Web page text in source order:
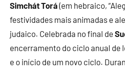
Simchát Torá(em hebraico,
festividades mais animadas e
judaico. Celebrada no final de
encerramento do ciclo anual de
e o início de um novo ciclo.